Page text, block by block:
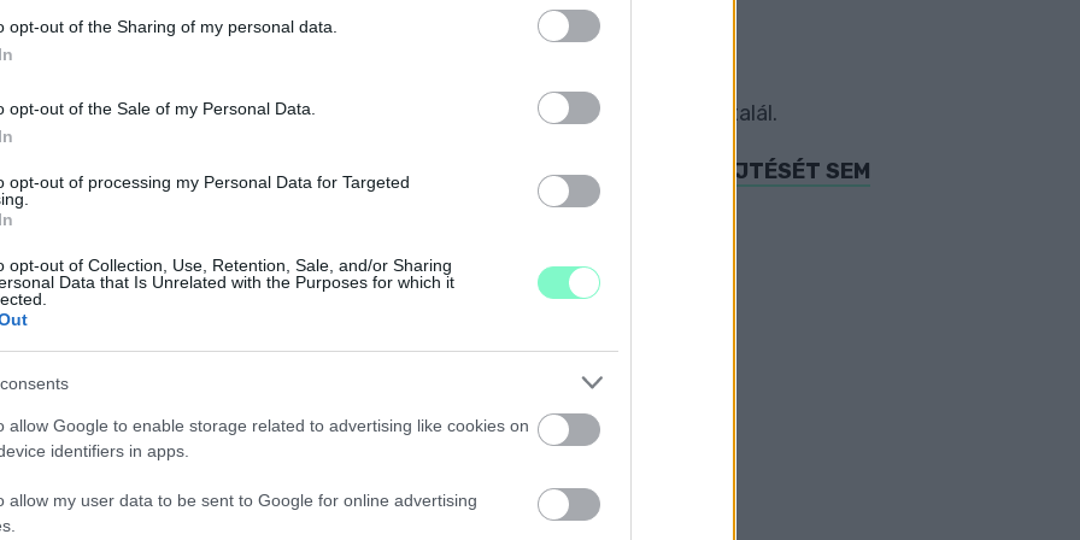
opt-out of the Sharing of my personal data.
opt-out of the Sale of my Personal Data.
opt-out of processing my Personal Data for Targeted
opt-out of Collection, Use, Retention, Sale, and/or Sharing
Data that Is Unrelated with the Purposes for which it
allow Google to enable storage related to advertising like cookies on
identifiers in apps.
allow my user data to be sent to Google for online advertising
KLUB ÉS AKADÉMIA PÉNZÜGYI ÁTVILÁGÍTÁSA
40 millió forintos támogatását, ha a vizsgálat mindent rendben talál.
KÉZILABDA CSARNOKHOZ SZÜKSÉGES PÉNZ ÖSSZEGYŰJTÉSÉT SEM
2024 év végén, 2025 év elején indulhat meg a csarnok építése.
biztosan nem kezdődik el a beruházás.
ÜGYE?